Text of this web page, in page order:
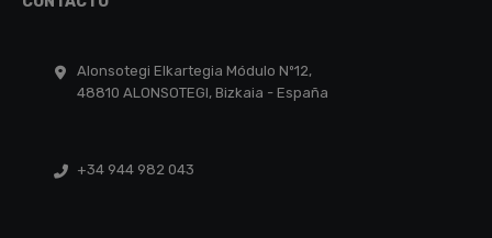
Alonsotegi Elkartegia Módulo Nº12,
48810 ALONSOTEGI, Bizkaia - España
+34 944 982 043